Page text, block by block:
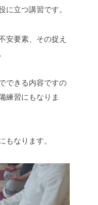
に立つ講習です。
安要素、その捉え
できる内容ですの
練習にもなりま
もなります。